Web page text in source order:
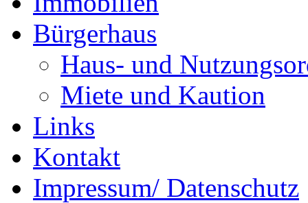
Bürgerhaus
Haus- und
Miete und Kaution
Links
Kontakt
Impressum/ Datenschutz